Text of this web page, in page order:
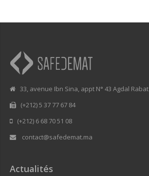
33, avenue Ibn Sina, appt N° 43 Agdal Rabat
(+212) 5 37 77 67 84
(+212) 6 68 70 51 08
contact@safedemat.ma
Actualités